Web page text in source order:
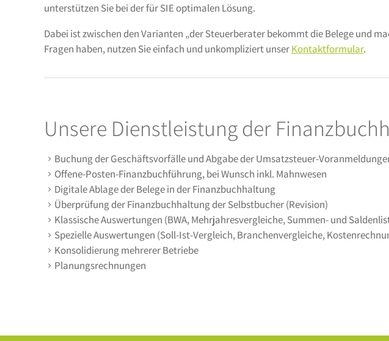
unterstützen Sie bei der für SIE optimalen Lösung.
Dabei ist zwischen den Varianten „der Steuerberater bekommt die Belege und
Fragen haben, nutzen Sie einfach und unkompliziert unserKontaktformular.
Unsere Dienstleistung der
Buchung der Geschäftsvorfälle und Abgabe der Umsatzsteuer-
Offene-Posten-Finanzbuchführung, bei Wunsch inkl. Mahnwesen
Digitale Ablage der Belege in der Finanzbuchhaltung
Überprüfung der Finanzbuchhaltung der Selbstbucher (Revision)
Klassische Auswertungen (BWA, Mehrjahresvergleiche, Summen- und
Spezielle Auswertungen (Soll-Ist-Vergleich, Branchenvergleiche,
Konsolidierung mehrerer Betriebe
Planungsrechnungen